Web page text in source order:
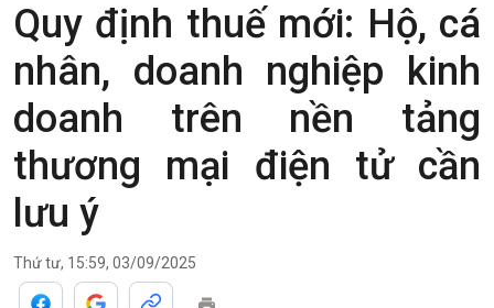
Giới thiệu
Thời sự
Quy định thuế mới: Hộ, cá
nhân, doanh nghiệp kinh
doanh trên nền tảng
thương mại điện tử cần
lưu ý
Thứ tư, 15:59, 03/09/2025